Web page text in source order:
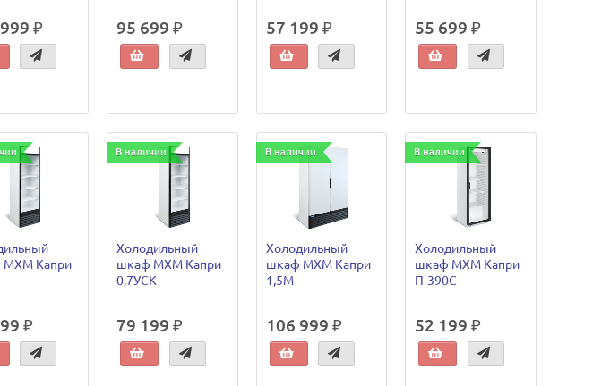
₽ 95 699 ₽ 57 199 ₽ 55 699 ₽
МХМ Капри
₽
В наличии
Холодильный
шкаф МХМ Капри
0,7УСК
79 199 ₽
В наличии
Холодильный
шкаф МХМ Капри
1,5М
106 999 ₽
В наличии
Холодильный
шкаф МХМ Капри
П-390С
52 199 ₽